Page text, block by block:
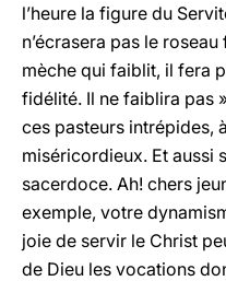
l’heure la figure du
n’écrasera pas le
mèche qui faiblit, il fera
fidélité. Il ne faiblira pas
ces pasteurs intrépides,
miséricordieux. Et aussi
sacerdoce. Ah! chers
exemple, votre
joie de servir le Christ
de Dieu les vocations